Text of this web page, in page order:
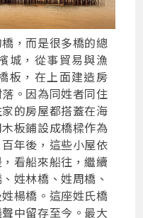
，而是很多橋的總
城，從事貿易與漁
板，在上面建造房
。因為同姓者同住
的房屋都搭蓋在海
板鋪設成橋樑作為
年後，這些小屋依
看船來船往，繼續
姓林橋、姓周橋、
楊橋。這座姓氏橋
中留存至今。最大